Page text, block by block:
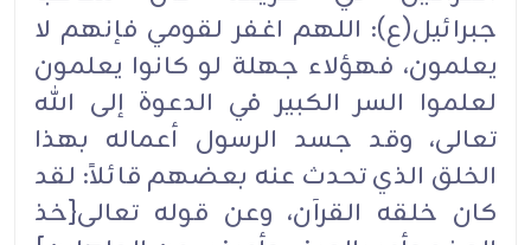
جبرائيل(ع): اللهم اغفر لقومي فإنهم لا
يعلمون، فهؤلاء جهلة لو كانوا يعلمون
لعلموا السر الكبير في الدعوة إلى الله
تعالى، وقد جسد الرسول أعماله بهذا
الخلق الذي تحدث عنه بعضهم قائلاً: لقد
كان خلقه القرآن، وعن قوله تعالى{خذ